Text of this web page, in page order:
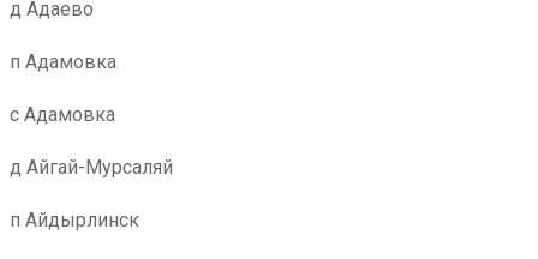
д Адаево
п Адамовка
с Адамовка
д Айгай-Мурсаляй
п Айдырлинск